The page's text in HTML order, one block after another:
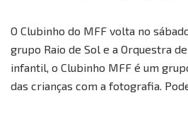
O Clubinho do MFF volta no
grupo Raio de Sol e a Orquestra
infantil, o Clubinho MFF é um
das crianças com a fotografia.